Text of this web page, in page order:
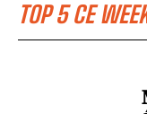
TOP 5 CE